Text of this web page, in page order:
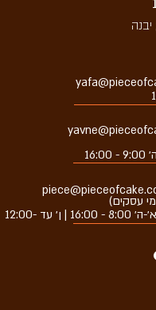
16:00 | ן׳ עד -12:00
עסקים)